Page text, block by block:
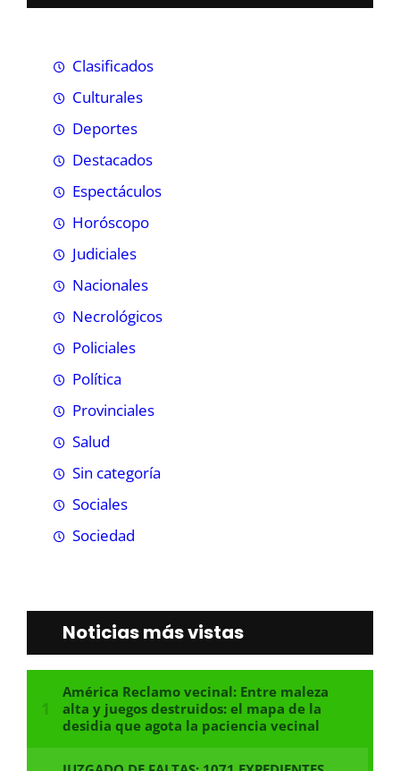
Clasificados
Culturales
Deportes
Destacados
Espectáculos
Horóscopo
Judiciales
Nacionales
Necrológicos
Policiales
Política
Provinciales
Salud
Sin categoría
Sociales
Sociedad
Noticias más vistas